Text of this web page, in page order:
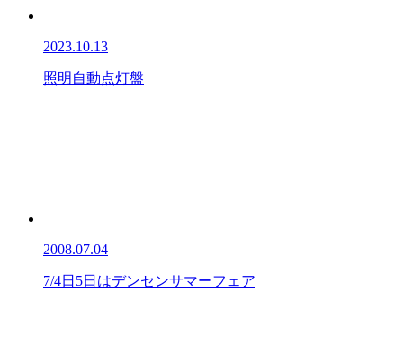
2023.10.13
照明自動点灯盤
2008.07.04
7/4日5日はデンセンサマーフェア